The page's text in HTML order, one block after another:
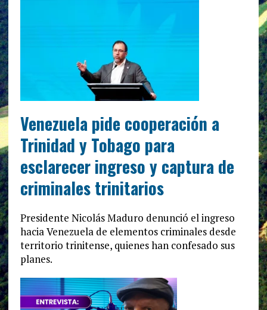
Venezuela pide cooperación a
Trinidad y Tobago para
esclarecer ingreso y captura de
criminales trinitarios
Presidente Nicolás Maduro denunció el ingreso
hacia Venezuela de elementos criminales desde
territorio trinitense, quienes han confesado sus
planes.